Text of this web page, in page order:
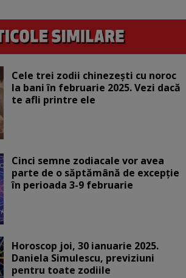
Cele trei zodii chinezești cu noroc
la bani în februarie 2025. Vezi dacă
te afli printre ele
Cinci semne zodiacale vor avea
parte de o săptămână de excepție
în perioada 3-9 februarie
Horoscop joi, 30 ianuarie 2025.
Daniela Simulescu, previziuni
pentru toate zodiile